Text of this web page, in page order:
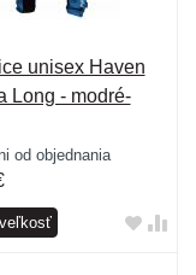
unisex Haven
Long - modré-
od objednania